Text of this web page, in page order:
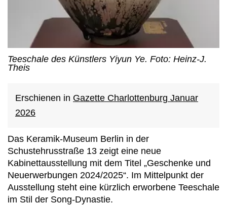
Teeschale des Künstlers Yiyun Ye. Foto: Heinz-J.
Theis
Erschienen in Gazette Charlottenburg Januar
2026
Das Keramik-Museum Berlin in der
Schustehrusstraße 13 zeigt eine neue
Kabinettausstellung mit dem Titel „Geschenke und
Neuerwerbungen 2024/2025“. Im Mittelpunkt der
Ausstellung steht eine kürzlich erworbene Teeschale
im Stil der Song-Dynastie.